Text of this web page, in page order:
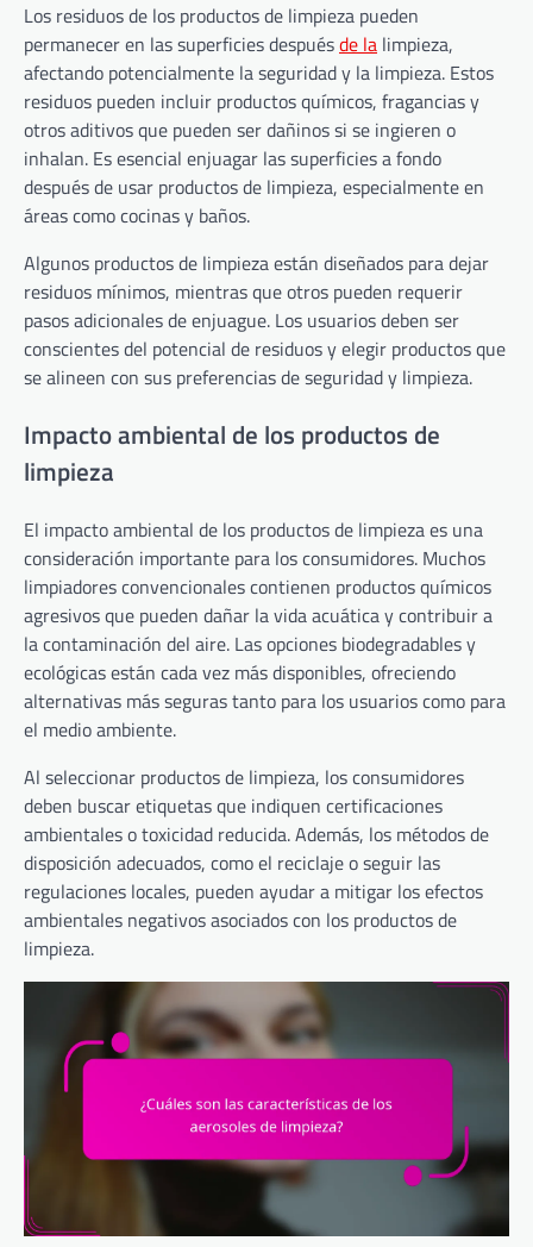
Los residuos de los productos de limpieza pueden
permanecer en las superficies despuésde la limpieza,
afectando potencialmente la seguridad y la limpieza. Estos
residuos pueden incluir productos químicos, fragancias y
otros aditivos que pueden ser dañinos si se ingieren o
inhalan. Es esencial enjuagar las superficies a fondo
después de usar productos de limpieza, especialmente en
áreas como cocinas y baños.
Algunos productos de limpieza están diseñados para dejar
residuos mínimos, mientras que otros pueden requerir
pasos adicionales de enjuague. Los usuarios deben ser
conscientes del potencial de residuos y elegir productos que
se alineen con sus preferencias de seguridad y limpieza.
Impacto ambiental de los productos de
limpieza
El impacto ambiental de los productos de limpieza es una
consideración importante para los consumidores. Muchos
limpiadores convencionales contienen productos químicos
agresivos que pueden dañar la vida acuática y contribuir a
la contaminación del aire. Las opciones biodegradables y
ecológicas están cada vez más disponibles, ofreciendo
alternativas más seguras tanto para los usuarios como para
el medio ambiente.
Al seleccionar productos de limpieza, los consumidores
deben buscar etiquetas que indiquen certificaciones
ambientales o toxicidad reducida. Además, los métodos de
disposición adecuados, como el reciclaje o seguir las
regulaciones locales, pueden ayudar a mitigar los efectos
ambientales negativos asociados con los productos de
limpieza.